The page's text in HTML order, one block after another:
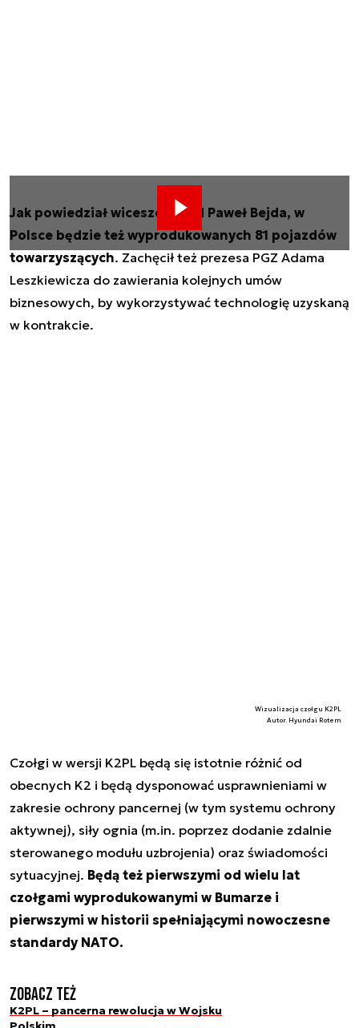
Jak powiedział wiceszef MON Paweł Bejda, w
Polsce będzie też wyprodukowanych 81 pojazdów
towarzyszących. Zachęcił też prezesa PGZ Adama
Leszkiewicza do zawierania kolejnych umów
biznesowych, by wykorzystywać technologię uzyskaną
w kontrakcie.
Wizualizacja czołgu K2PL
Autor. Hyundai Rotem
Czołgi w wersji K2PL będą się istotnie różnić od
obecnych K2 i będą dysponować usprawnieniami w
zakresie ochrony pancernej (w tym systemu ochrony
aktywnej), siły ognia (m.in. poprzez dodanie zdalnie
sterowanego modułu uzbrojenia) oraz świadomości
sytuacyjnej. Będą też pierwszymi od wielu lat
czołgami wyprodukowanymi w Bumarze i
pierwszymi w historii spełniającymi nowoczesne
standardy NATO.
Zobacz też
K2PL – pancerna rewolucja w Wojsku